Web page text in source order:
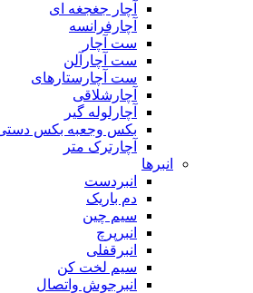
آچار جغجغه ای
آچارفرانسه
ست آچار
ست آچارآلن
ست آچارستارهای
آچارشلاقی
آچارلوله گیر
بکس وجعبه بکس
آچارترک متر
انبرها
انبردست
دم باریک
سیم چین
انبرپرچ
انبرقفلی
سیم لخت کن
انبرجوش واتصال